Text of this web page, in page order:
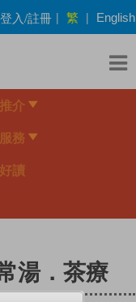
登入/註冊 | 繁 | English
介
務
讀
湯．茶療